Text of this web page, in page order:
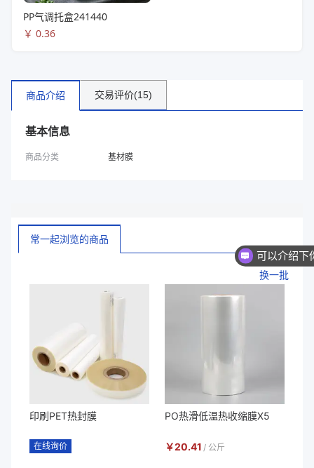
PP气调托盒241440
￥ 0.36
商品介绍 交易评价(15)
基本信息
商品分类 基材膜
常一起浏览的商品
换一批
印刷PET热封膜
在线询价
PO热滑低温热收缩膜X5
￥20.41 / 公斤